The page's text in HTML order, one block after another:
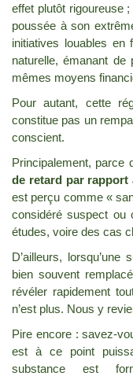
effet plutôt rigoureuse
poussée à son
initiatives louables en
naturelle, émanant
mêmes moyens
Pour autant, cette
constitue pas un
conscient.
Principalement, parce
de retard par rapport
est perçu comme «
considéré suspect ou
études, voire des cas
D’ailleurs,
bien souvent
révéler rapidement
n’est plus. Nous y
Pire encore : savez-
est à ce point
substance est